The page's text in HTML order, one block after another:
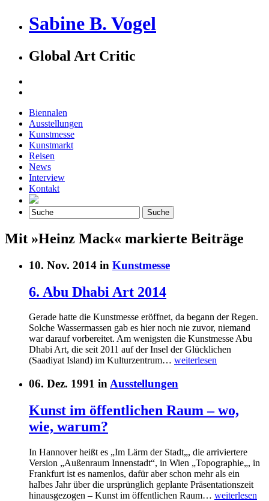
Sabine B. Vogel
Global Art Critic
Biennalen
Ausstellungen
Kunstmesse
Kunstmarkt
Reisen
News
Interview
Kontakt
Mit »Heinz Mack« markierte Beiträge
10. Nov. 2014 in Kunstmesse
6. Abu Dhabi Art 2014
Gerade hatte die Kunstmesse eröffnet, da begann der Regen.
Solche Wassermassen gab es hier noch nie zuvor, niemand
war darauf vorbereitet. Am wenigsten die Kunstmesse Abu
Dhabi Art, die seit 2011 auf der Insel der Glücklichen
(Saadiyat Island) im Kulturzentrum… weiterlesen
06. Dez. 1991 in Ausstellungen
Kunst im öffentlichen Raum – wo,
wie, warum?
In Hannover heißt es „Im Lärm der Stadt„, die arriviertere
Version „Außenraum Innenstadt“, in Wien „Topographie„, in
Frankfurt ist es namenlos, dafür aber schon mehr als ein
halbes Jahr über die ursprünglich geplante Präsentationszeit
hinausgezogen – Kunst im öffentlichen Raum… weiterlesen